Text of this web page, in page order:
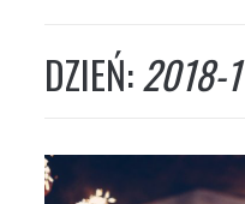
DZIEŃ:2018-